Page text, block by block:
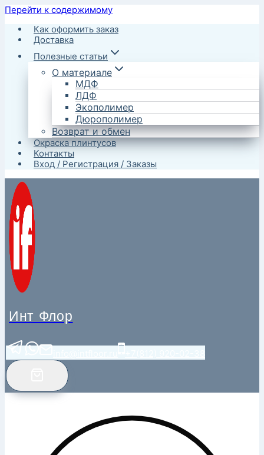
Перейти к содержимому
Как оформить заказ
Доставка
Полезные статьи
О материале
МДФ
ЛДФ
Экополимер
Дюрополимер
Возврат и обмен
Окраска плинтусов
Контакты
Вход / Регистрация / Заказы
Инт Флор